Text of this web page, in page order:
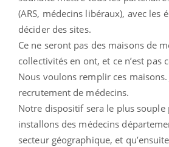
(ARS, médecins libéraux), avec les
décider des sites.
Ce ne seront pas des maisons de
collectivités en ont, et ce n’est pas
Nous voulons remplir ces maisons.
recrutement de médecins.
Notre dispositif sera le plus souple
installons des médecins
secteur géographique, et